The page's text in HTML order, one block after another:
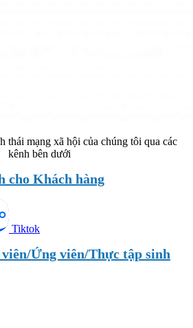
thái mạng xã hội của chúng tôi qua các
kênh bên dưới
cho Khách hàng
Tiktok
Ứng viên/Thực tập sinh